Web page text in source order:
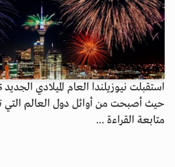
حيث أصبحت من أوائل دول العالم التي
متابعة القراءة ...